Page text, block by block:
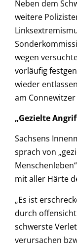
Neben dem
weitere
wegen
vorläufig
wieder
am
„Gezielte
Sachsens
sprach von
mit aller Härte
„Es ist
durch
schwerste
verursachen